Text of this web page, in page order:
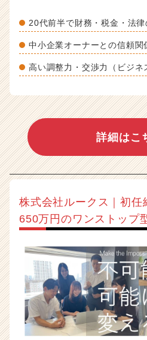
20代前半で財務・税金・法
中小企業オーナーとの信頼関
高い調整力・交渉力（ビジネ
詳細はこ
株式会社ルークス｜初任
650万円のワンストップ